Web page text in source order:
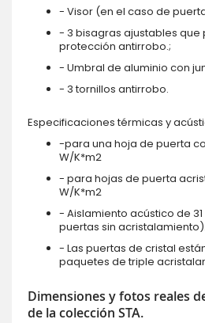
- Visor (en el caso de
- 3 bisagras ajustables
protección antirrobo.;
- Umbral de aluminio con
- 3 tornillos antirrobo.
Especificaciones térmicas y
-para una hoja de puerta
W/K*m2
- para hojas de puerta
W/K*m2
- Aislamiento acústico de
puertas sin acristalamiento).
- Las puertas de cristal
paquetes de triple
Dimensiones y fotos reales
de la colección STA.